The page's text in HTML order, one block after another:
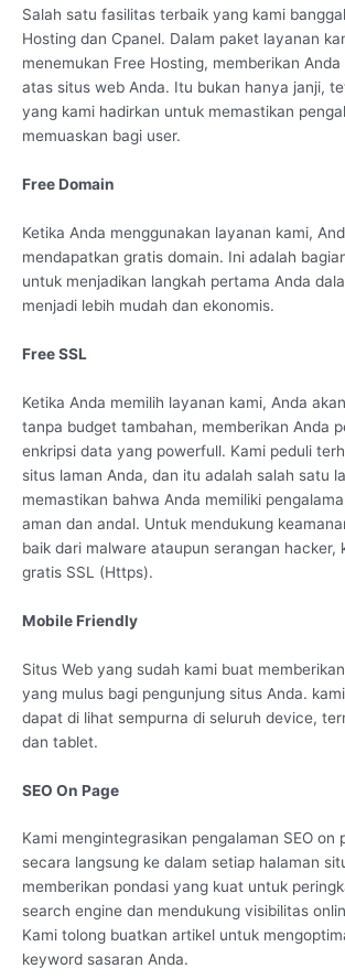
Salah satu fasilitas terbaik yang kami
Hosting dan Cpanel. Dalam paket layanan
menemukan Free Hosting, memberikan Anda
atas situs web Anda. Itu bukan hanya janji,
yang kami hadirkan untuk memastikan
memuaskan bagi user.
Free Domain
Ketika Anda menggunakan layanan kami,
mendapatkan gratis domain. Ini adalah
untuk menjadikan langkah pertama Anda
menjadi lebih mudah dan ekonomis.
Free SSL
Ketika Anda memilih layanan kami, Anda
tanpa budget tambahan, memberikan Anda
enkripsi data yang powerfull. Kami peduli
situs laman Anda, dan itu adalah salah satu
memastikan bahwa Anda memiliki
aman dan andal. Untuk mendukung
baik dari malware ataupun serangan hacker,
gratis SSL (Https).
Mobile Friendly
Situs Web yang sudah kami buat
yang mulus bagi pengunjung situs Anda.
dapat di lihat sempurna di seluruh device,
dan tablet.
SEO On Page
Kami mengintegrasikan pengalaman SEO on
secara langsung ke dalam setiap halaman
memberikan pondasi yang kuat untuk
search engine dan mendukung visibilitas
Kami tolong buatkan artikel untuk
keyword sasaran Anda.